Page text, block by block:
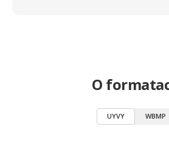
O
UYVY WBMP